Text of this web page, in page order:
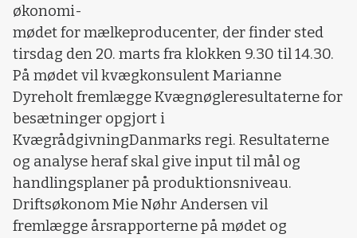
økonomi-
mødet for mælkeproducenter, der finder sted
tirsdag den 20. marts fra klokken 9.30 til 14.30.
På mødet vil kvægkonsulent Marianne
Dyreholt fremlægge Kvægnøgleresultaterne for
besætninger opgjort i
KvægrådgivningDanmarks regi. Resultaterne
og analyse heraf skal give input til mål og
handlingsplaner på produktionsniveau.
Driftsøkonom Mie Nøhr Andersen vil
fremlægge årsrapporterne på mødet og